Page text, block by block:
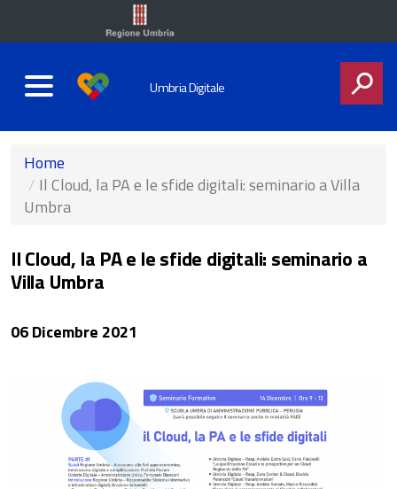
Umbria Digitale
Home
Il Cloud, la PA e le sfide digitali: seminario a Villa
Umbra
Il Cloud, la PA e le sfide digitali: seminario a
Villa Umbra
06 Dicembre 2021